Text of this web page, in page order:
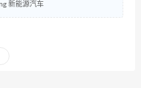
新能源汽车